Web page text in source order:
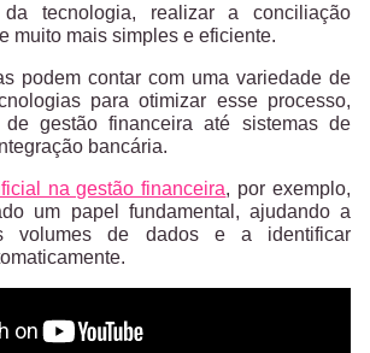
da tecnologia, realizar a conciliação
muito mais simples e eficiente.
podem contar com uma variedade de
para otimizar esse processo,
de gestão financeira até sistemas de
bancária.
na gestão financeira, por exemplo,
um papel fundamental, ajudando a
volumes de dados e a identificar